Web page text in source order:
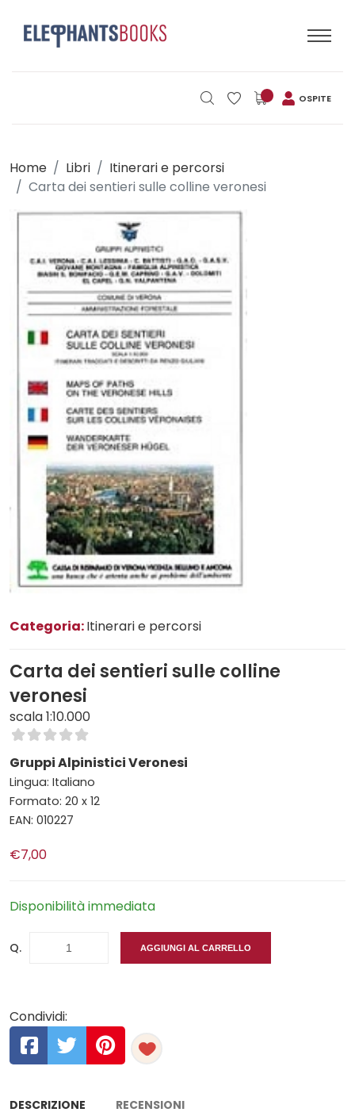
OSPITE
Home Libri
Itinerari e percorsi
Carta dei sentieri sulle colline veronesi
Categoria:Itinerari e percorsi
Carta dei sentieri sulle colline
veronesi
scala 1:10.000
Gruppi Alpinistici Veronesi
Lingua: Italiano
Formato: 20 x 12
EAN: 010227
€7,00
Disponibilità immediata
Q. AGGIUNGI AL CARRELLO
Condividi:
DESCRIZIONE RECENSIONI